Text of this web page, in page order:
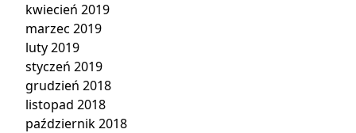
kwiecień 2019
marzec 2019
luty 2019
styczeń 2019
grudzień 2018
listopad 2018
październik 2018